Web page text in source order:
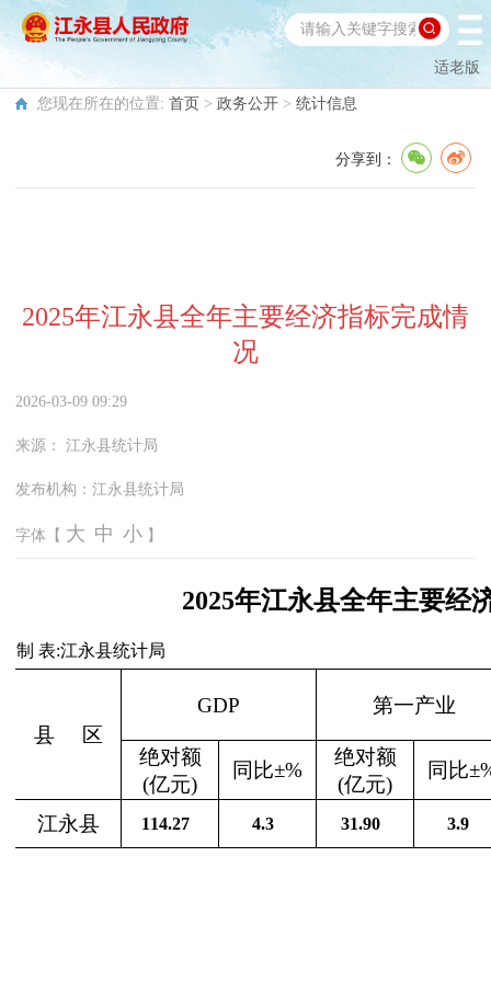
适老版
您现在所在的位置: 首页 > 政务公开 > 统计信息
分享到：
2025年江永县全年主要经济指标完成情
况
2026-03-09 09:29
来源： 江永县统计局
发布机构： 江永县统计局
字体【 大 中 小 】
2025年江永县全年主要经
制 表:江永县统计局
县 区
GDP 第一产业
绝对额
(亿元)
同比±%
绝对额
(亿元)
同比
江永县 114.27 4.3 31.90 3.9